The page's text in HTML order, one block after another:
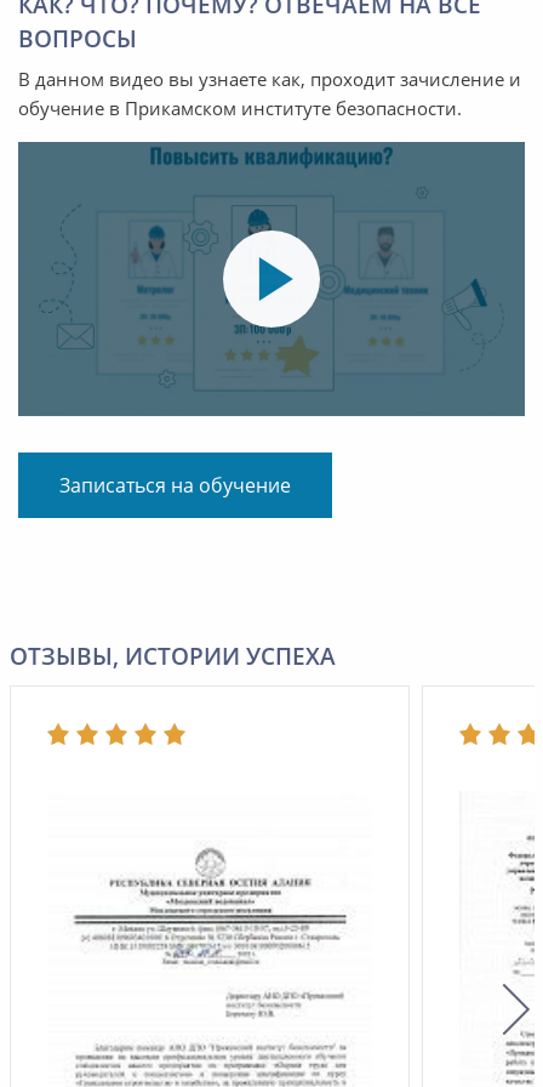
ВОПРОСЫ
В данном видео вы узнаете как, проходит зачисление и
обучение в Прикамском институте безопасности.
Записаться на обучение
ОТЗЫВЫ, ИСТОРИИ УСПЕХА